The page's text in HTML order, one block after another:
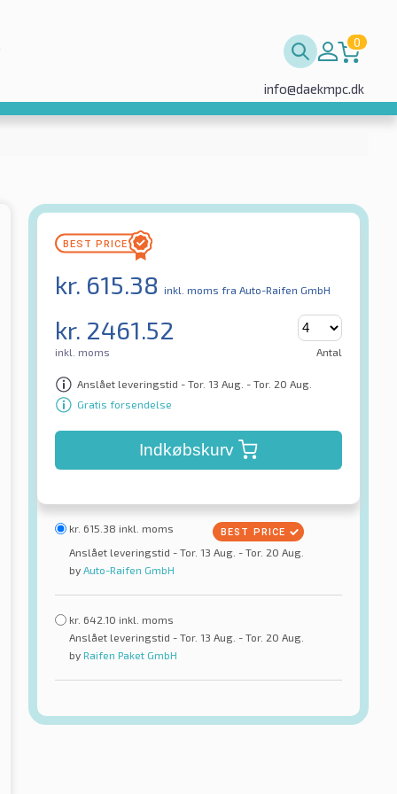
0
info@daekmpc.dk
kr. 615.38 inkl. moms fra Auto-Raifen GmbH
kr. 2461.52
inkl. moms Antal
Anslået leveringstid - Tor. 13 Aug. - Tor. 20 Aug.
Gratis forsendelse
Indkøbskurv
kr. 615.38 inkl. moms
Anslået leveringstid - Tor. 13 Aug. - Tor. 20 Aug.
by Auto-Raifen GmbH
kr. 642.10 inkl. moms
Anslået leveringstid - Tor. 13 Aug. - Tor. 20 Aug.
by Raifen Paket GmbH